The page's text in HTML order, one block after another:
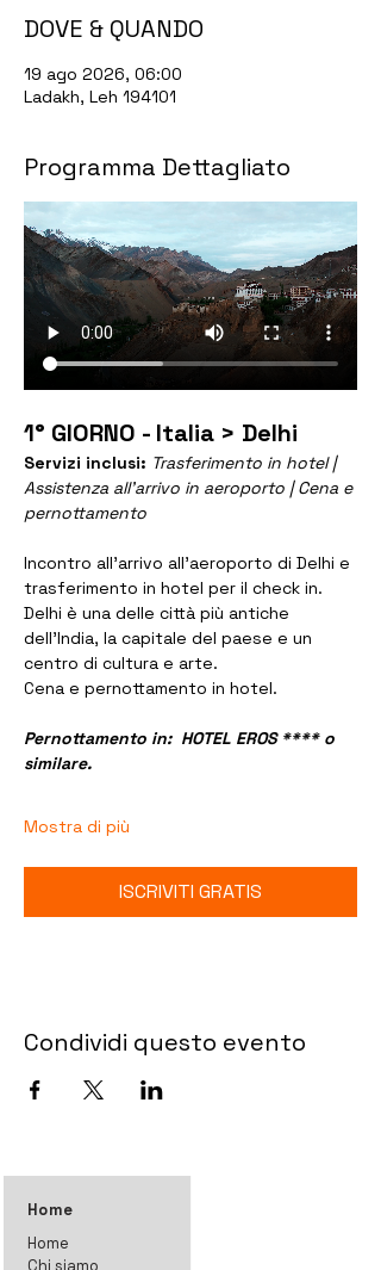
DOVE & QUANDO
19 ago 2026, 06:00
Ladakh, Leh 194101
Programma Dettagliato
1° GIORNO - Italia > Delhi
Servizi inclusi: Trasferimento in hotel |
Assistenza all'arrivo in aeroporto | Cena e
pernottamento
Incontro all'arrivo all'aeroporto di Delhi e
trasferimento in hotel per il check in.
Delhi è una delle città più antiche
dell'India, la capitale del paese e un
centro di cultura e arte.
Cena e pernottamento in hotel.
Pernottamento in:  HOTEL EROS **** o
similare.
Mostra di più
ISCRIVITI GRATIS
Condividi questo evento
Home
Home
Chi siamo